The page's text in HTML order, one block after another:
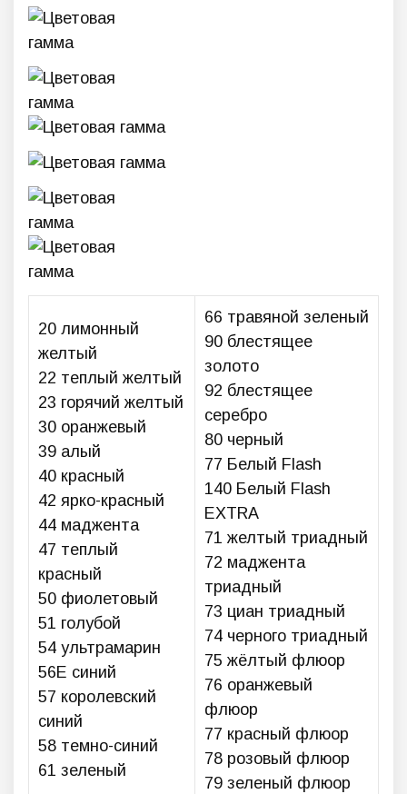
20 лимонный
желтый
22 теплый желтый
23 горячий желтый
30 оранжевый
39 алый
40 красный
42 ярко-красный
44 маджента
47 теплый
красный
50 фиолетовый
51 голубой
54 ультрамарин
56E синий
57 королевский
синий
58 темно-синий
61 зеленый
66 травяной зеленый
90 блестящее
золото
92 блестящее
серебро
80 черный
77 Белый Flash
140 Белый Flash
EXTRA
71 желтый триадный
72 маджента
триадный
73 циан триадный
74 черного триадный
75 жёлтый флюор
76 оранжевый
флюор
77 красный флюор
78 розовый флюор
79 зеленый флюор